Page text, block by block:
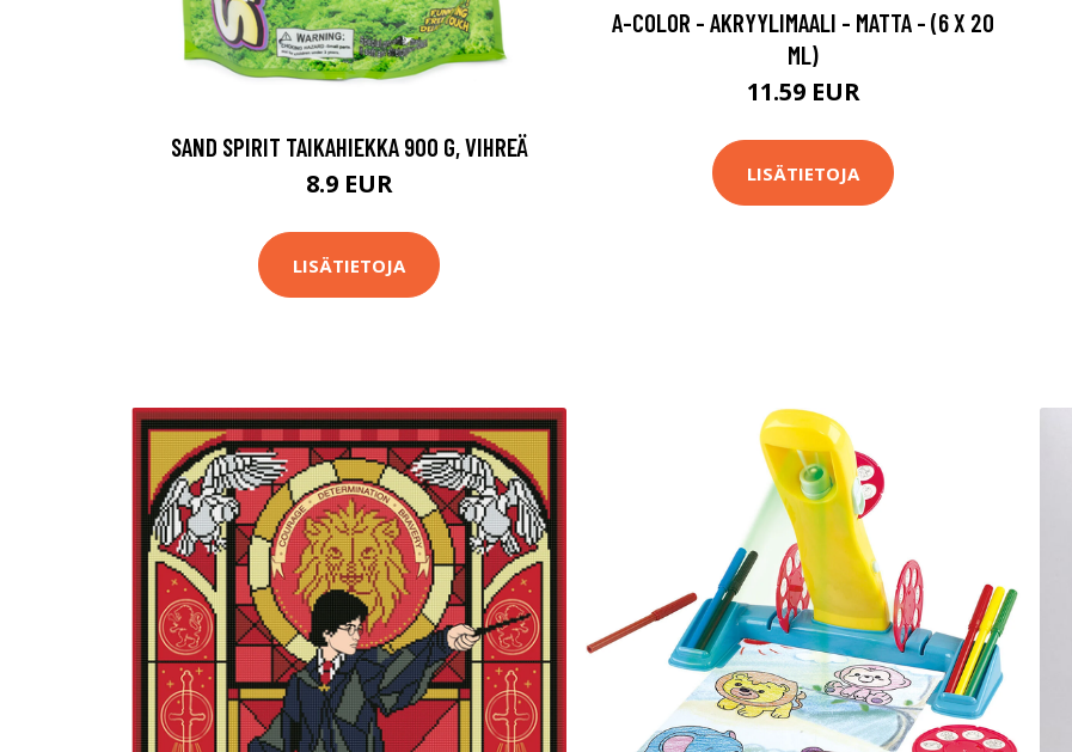
SAND SPIRIT TAIKAHIEKKA 900 G, VIHREÄ
8.9 EUR
LISÄTIETOJA
A-COLOR - AKRYYLIMAALI - MATTA - (6 X 20
ML)
11.59 EUR
LISÄTIETOJA